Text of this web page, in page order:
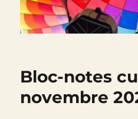
Bloc-notes
novembre